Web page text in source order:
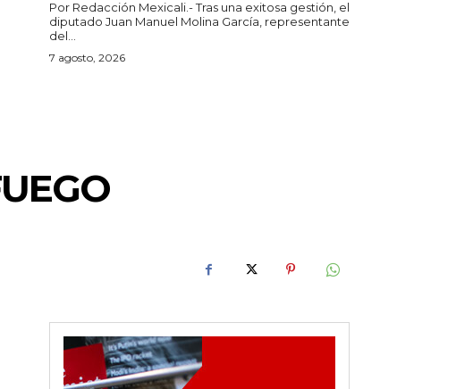
Por Redacción Mexicali.- Tras una exitosa gestión, el
diputado Juan Manuel Molina García, representante
del...
7 agosto, 2026